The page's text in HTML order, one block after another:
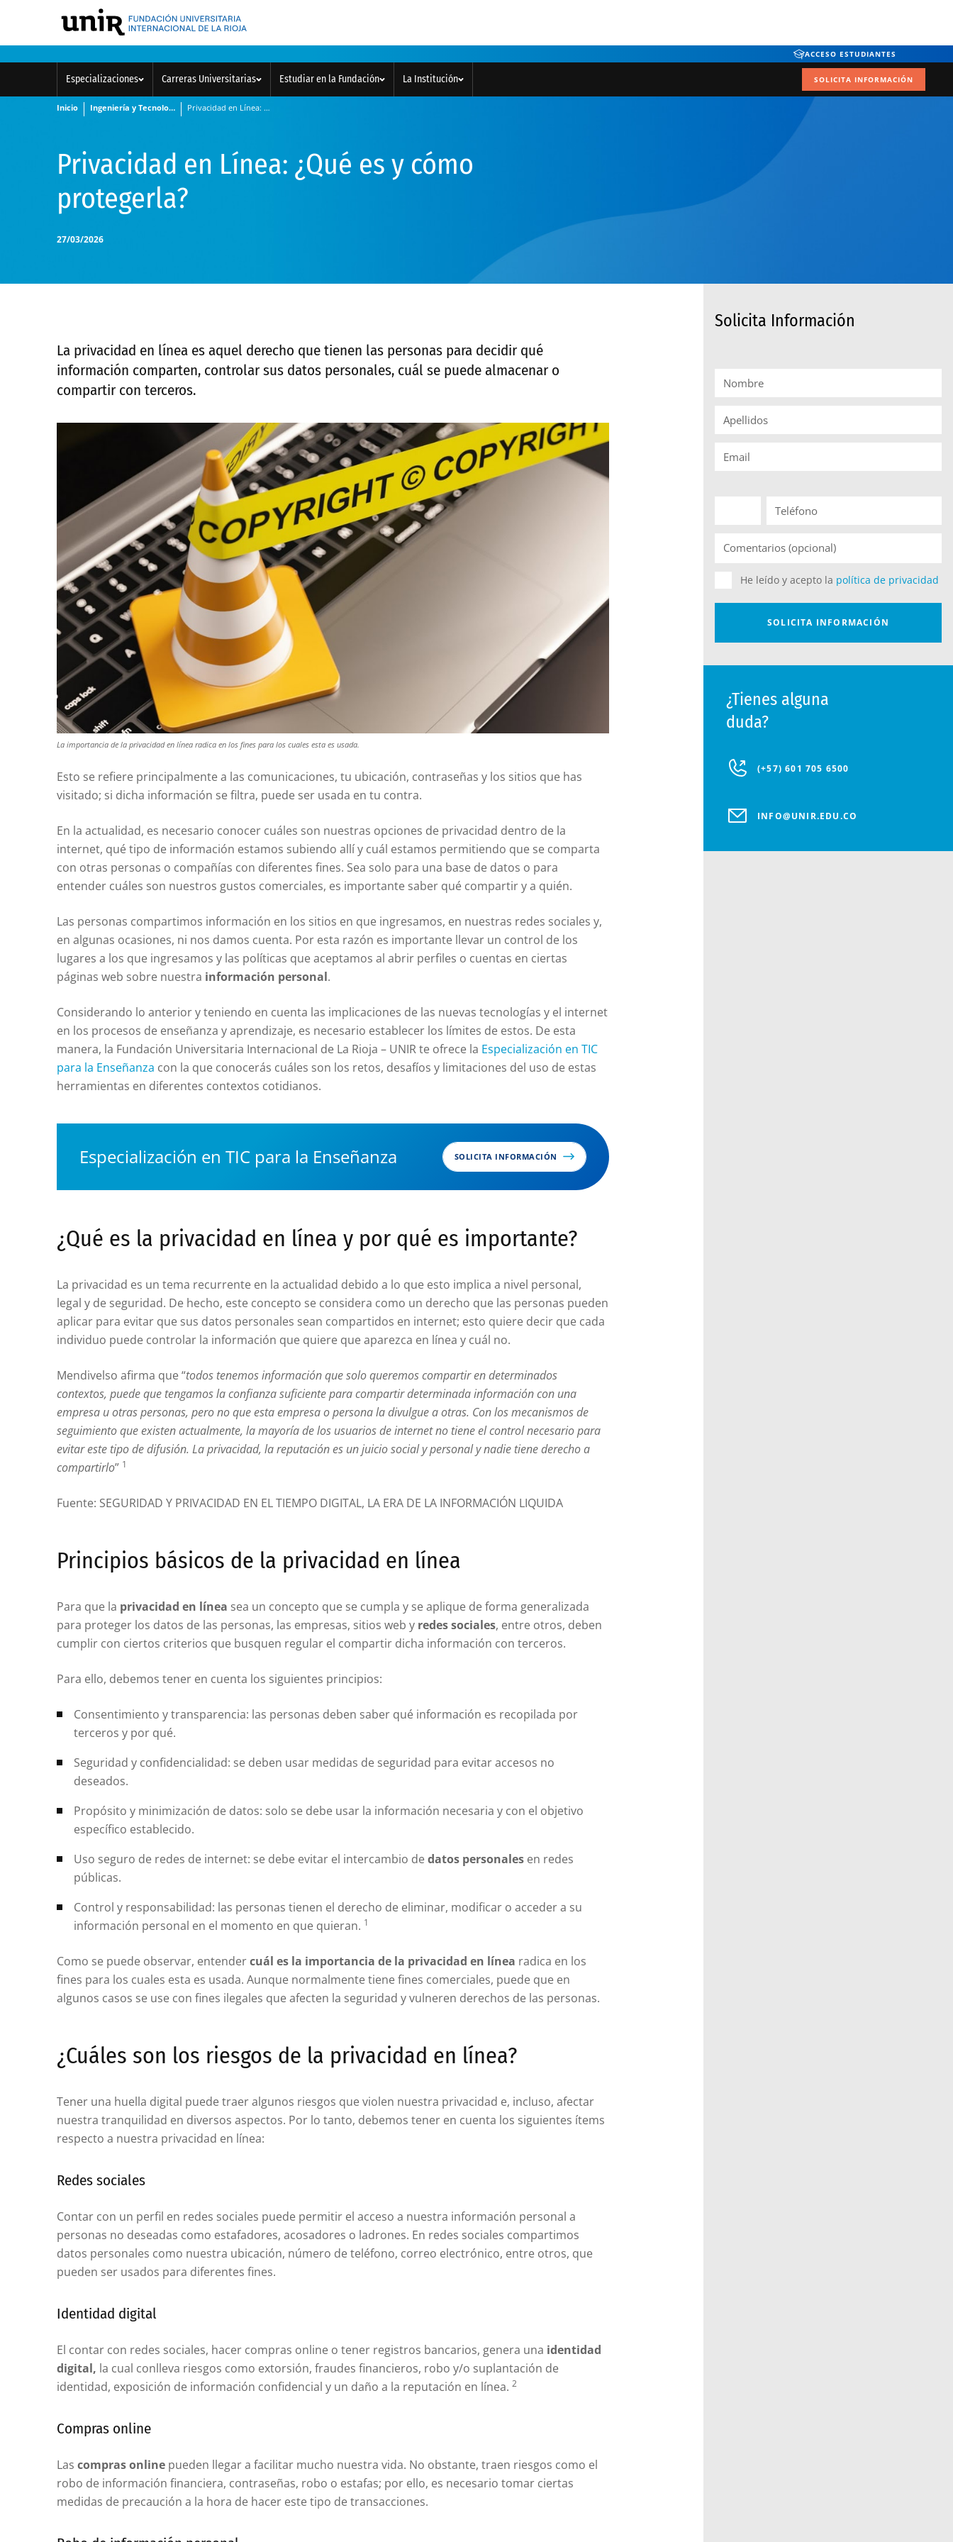
ACCESO ESTUDIANTES
SOLICITA INFORMACIÓN
Especializaciones Carreras Universitarias Estudiar en la Fundación La Institución
Inicio Ingeniería y Tecnología Privacidad en Línea: ¿Qué es y cómo protegerla?
27/03/2026
Privacidad en Línea: ¿Qué es y cómo
protegerla?
La privacidad en línea es aquel derecho que tienen las personas para decidir qué
información comparten, controlar sus datos personales, cuál se puede almacenar o
compartir con terceros.
La importancia de la privacidad en línea radica en los fines para los cuales esta es usada.
Esto se refiere principalmente a las comunicaciones, tu ubicación, contraseñas y los sitios que has
visitado; si dicha información se filtra, puede ser usada en tu contra.
En la actualidad, es necesario conocer cuáles son nuestras opciones de privacidad dentro de la
internet, qué tipo de información estamos subiendo allí y cuál estamos permitiendo que se comparta
con otras personas o compañías con diferentes fines. Sea solo para una base de datos o para
entender cuáles son nuestros gustos comerciales, es importante saber qué compartir y a quién.
Las personas compartimos información en los sitios en que ingresamos, en nuestras redes sociales y,
en algunas ocasiones, ni nos damos cuenta. Por esta razón es importante llevar un control de los
lugares a los que ingresamos y las políticas que aceptamos al abrir perfiles o cuentas en ciertas
páginas web sobre nuestra información personal.
Considerando lo anterior y teniendo en cuenta las implicaciones de las nuevas tecnologías y el internet
en los procesos de enseñanza y aprendizaje, es necesario establecer los límites de estos. De esta
manera, la Fundación Universitaria Internacional de La Rioja – UNIR te ofrece la Especialización en TIC
para la Enseñanza con la que conocerás cuáles son los retos, desafíos y limitaciones del uso de estas
herramientas en diferentes contextos cotidianos.
Especialización en TIC para la Enseñanza SOLICITA INFORMACIÓN
¿Qué es la privacidad en línea y por qué es importante?
La privacidad es un tema recurrente en la actualidad debido a lo que esto implica a nivel personal,
legal y de seguridad. De hecho, este concepto se considera como un derecho que las personas pueden
aplicar para evitar que sus datos personales sean compartidos en internet; esto quiere decir que cada
individuo puede controlar la información que quiere que aparezca en línea y cuál no.
Mendivelso afirma que “todos tenemos información que solo queremos compartir en determinados
contextos, puede que tengamos la confianza suficiente para compartir determinada información con una
empresa u otras personas, pero no que esta empresa o persona la divulgue a otras. Con los mecanismos de
seguimiento que existen actualmente, la mayoría de los usuarios de internet no tiene el control necesario para
evitar este tipo de difusión. La privacidad, la reputación es un juicio social y personal y nadie tiene derecho a
compartirlo” 1
Fuente: SEGURIDAD Y PRIVACIDAD EN EL TIEMPO DIGITAL, LA ERA DE LA INFORMACIÓN LIQUIDA
Principios básicos de la privacidad en línea
Para que la privacidad en línea sea un concepto que se cumpla y se aplique de forma generalizada
para proteger los datos de las personas, las empresas, sitios web y redes sociales, entre otros, deben
cumplir con ciertos criterios que busquen regular el compartir dicha información con terceros.
Para ello, debemos tener en cuenta los siguientes principios:
Consentimiento y transparencia: las personas deben saber qué información es recopilada por
terceros y por qué.
Seguridad y confidencialidad: se deben usar medidas de seguridad para evitar accesos no
deseados.
Propósito y minimización de datos: solo se debe usar la información necesaria y con el objetivo
específico establecido.
Uso seguro de redes de internet: se debe evitar el intercambio dedatos personales en redes
públicas.
Control y responsabilidad: las personas tienen el derecho de eliminar, modificar o acceder a su
información personal en el momento en que quieran. 1
Como se puede observar, entendercuál es la importancia de la privacidad en línea radica en los
fines para los cuales esta es usada. Aunque normalmente tiene fines comerciales, puede que en
algunos casos se use con fines ilegales que afecten la seguridad y vulneren derechos de las personas.
¿Cuáles son los riesgos de la privacidad en línea?
Tener una huella digital puede traer algunos riesgos que violen nuestra privacidad e, incluso, afectar
nuestra tranquilidad en diversos aspectos. Por lo tanto, debemos tener en cuenta los siguientes ítems
respecto a nuestra privacidad en línea:
Redes sociales
Contar con un perfil en redes sociales puede permitir el acceso a nuestra información personal a
personas no deseadas como estafadores, acosadores o ladrones. En redes sociales compartimos
datos personales como nuestra ubicación, número de teléfono, correo electrónico, entre otros, que
pueden ser usados para diferentes fines.
Identidad digital
El contar con redes sociales, hacer compras online o tener registros bancarios, genera una identidad
digital, la cual conlleva riesgos como extorsión, fraudes financieros, robo y/o suplantación de
identidad, exposición de información confidencial y un daño a la reputación en línea. 2
Compras online
Las compras online pueden llegar a facilitar mucho nuestra vida. No obstante, traen riesgos como el
robo de información financiera, contraseñas, robo o estafas; por ello, es necesario tomar ciertas
medidas de precaución a la hora de hacer este tipo de transacciones.
Solicita Información
¿Tienes alguna
duda?
(+57) 601 705 6500
INFO@UNIR.EDU.CO